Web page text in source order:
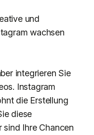
und
wachsen
integrieren Sie
Instagram
die Erstellung
diese
Ihre Chancen